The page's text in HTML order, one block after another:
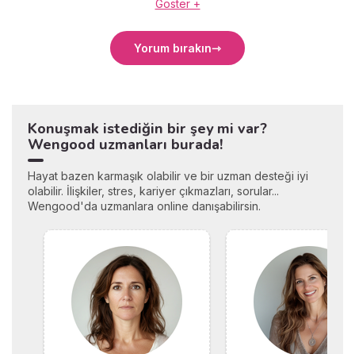
Göster +
Yorum bırakın
Konuşmak istediğin bir şey mi var?
Wengood uzmanları burada!
Hayat bazen karmaşık olabilir ve bir uzman desteği iyi
olabilir. İlişkiler, stres, kariyer çıkmazları, sorular...
Wengood'da uzmanlara online danışabilirsin.